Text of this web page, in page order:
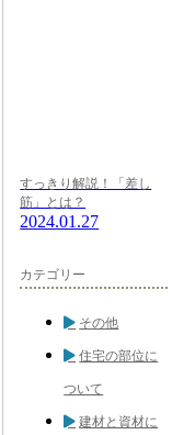
すっきり解説！「差し
筋」とは？
2024.01.27
カテゴリー
その他
住宅の部位に
ついて
建材と資材に